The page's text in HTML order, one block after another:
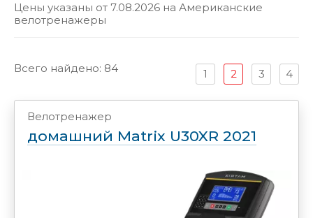
Цены указаны от 7.08.2026 на Американские
велотренажеры
Всего найдено: 84 1 2 3 4
Велотренажер
домашний Matrix U30XR 2021